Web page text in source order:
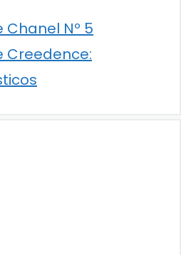
Chanel Nº 5
Creedence: